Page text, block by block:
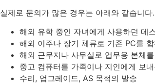
실제로 문의가 많은 경우는 아래와 같습니다.
해외 유학 중인 자녀에게 사용하던 데
해외 이주나 장기 체류로 기존 PC를
해외 근무지나 사무실로 업무용 본체
중고 컴퓨터를 가족이나 지인에게 보
수리, 업그레이드, AS 목적의 발송